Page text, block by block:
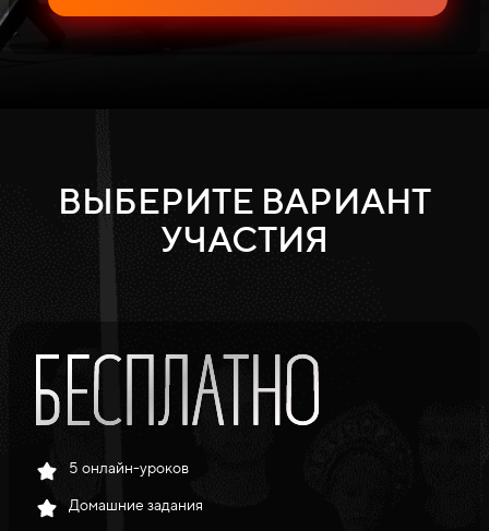
ВЫБЕРИТЕ ВАРИАНТ
УЧАСТИЯ
5 онлайн-уроков
Домашние задания